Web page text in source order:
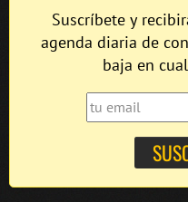
Suscríbete y
agenda diaria de
baja en